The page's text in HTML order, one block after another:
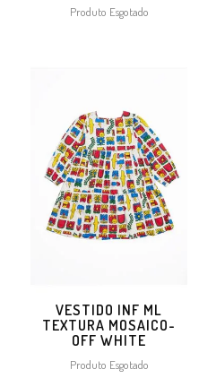
Produto Esgotado
VESTIDO INF ML
TEXTURA MOSAICO-
OFF WHITE
Produto Esgotado